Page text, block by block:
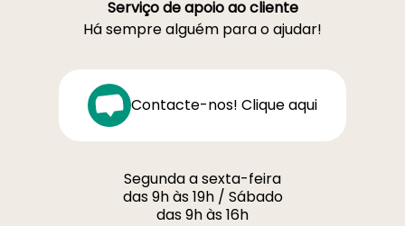
Serviço de apoio ao cliente
Há sempre alguém para o ajudar!
Contacte-nos! Clique aqui
Segunda a sexta-feira
das 9h às 19h / Sábado
das 9h às 16h